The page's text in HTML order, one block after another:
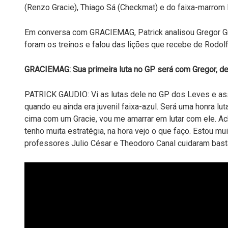
(Renzo Gracie), Thiago Sá (Checkmat) e do faixa-
Em conversa com GRACIEMAG, Patrick analisou
foram os treinos e falou das lições que recebe de
GRACIEMAG: Sua primeira luta no GP será com Gregor,
PATRICK GAUDIO: Vi as lutas dele no GP dos Leves e
quando eu ainda era juvenil faixa-azul. Será uma honra
cima com um Gracie, vou me amarrar em lutar com ele.
tenho muita estratégia, na hora vejo o que faço. Estou
professores Julio César e Theodoro Canal cuidaram